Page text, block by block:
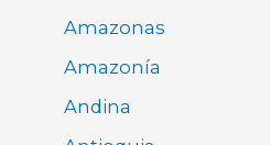
Amazonas
Amazonía
Andina